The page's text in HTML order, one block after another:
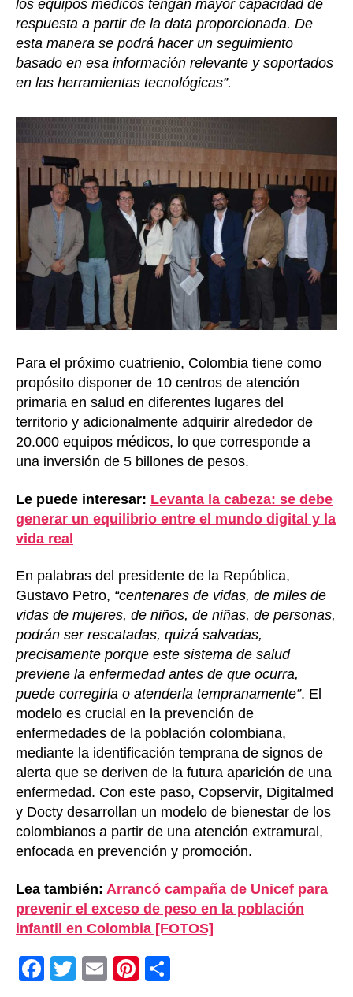
los equipos médicos tengan mayor capacidad de
respuesta a partir de la data proporcionada. De
esta manera se podrá hacer un seguimiento
basado en esa información relevante y soportados
en las herramientas tecnológicas”.
Para el próximo cuatrienio, Colombia tiene como
propósito disponer de 10 centros de atención
primaria en salud en diferentes lugares del
territorio y adicionalmente adquirir alrededor de
20.000 equipos médicos, lo que corresponde a
una inversión de 5 billones de pesos.
Le puede interesar: Levanta la cabeza: se debe
generar un equilibrio entre el mundo digital y la
vida real
En palabras del presidente de la República,
Gustavo Petro, “centenares de vidas, de miles de
vidas de mujeres, de niños, de niñas, de personas,
podrán ser rescatadas, quizá salvadas,
precisamente porque este sistema de salud
previene la enfermedad antes de que ocurra,
puede corregirla o atenderla tempranamente”. El
modelo es crucial en la prevención de
enfermedades de la población colombiana,
mediante la identificación temprana de signos de
alerta que se deriven de la futura aparición de una
enfermedad. Con este paso, Copservir, Digitalmed
y Docty desarrollan un modelo de bienestar de los
colombianos a partir de una atención extramural,
enfocada en prevención y promoción.
Lea también: Arrancó campaña de Unicef para
prevenir el exceso de peso en la población
infantil en Colombia [FOTOS]
F
T
E
Pi